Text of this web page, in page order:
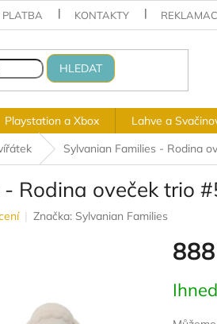
KONTAKTY
HLEDAT
Playstation a Xbox Lahve a
Sylvanian Families - Rodina
Rodina oveček trio
Značka: Sylvanian Families
cena: